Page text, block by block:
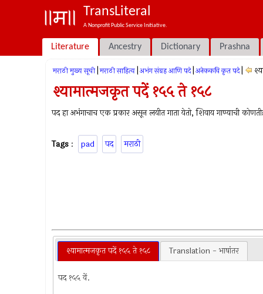
TransLiteral
A Nonprofit Public Service Initiative.
Literature Ancestry Dictionary Prashna
मराठी मुख्य सूची मराठी साहित्य अभंग संग्रह आणि पदे अनेककवि कृत पदे
श्यामात्मजकृत पदें १५५ ते १५८
पद हा अभंगाचाच एक प्रकार असून लयीत गाता येतो, शिवाय गाण्याची
Tags : pad पद मराठी
श्यामात्मजकृत पदें १५५ ते १५८ Translation - भाषांतर
पद १५५ वें.